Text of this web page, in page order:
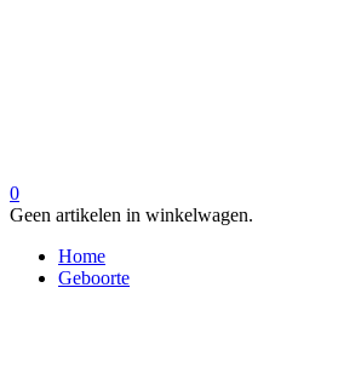
0
Geen artikelen in winkelwagen.
Home
Geboorte